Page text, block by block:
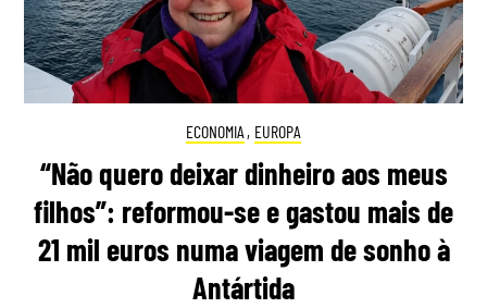
ECONOMIA , EUROPA
“Não quero deixar dinheiro aos meus
filhos”: reformou-se e gastou mais de
21 mil euros numa viagem de sonho à
Antártida